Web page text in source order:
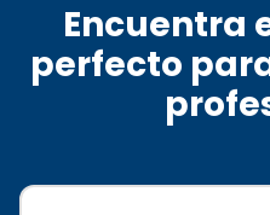
Encuentra
perfecto